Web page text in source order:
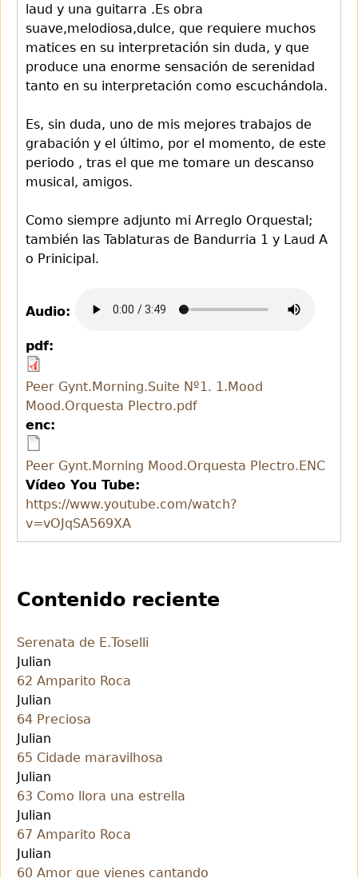
laud y una guitarra .Es obra
suave,melodiosa,dulce, que requiere muchos
matices en su interpretación sin duda, y que
produce una enorme sensación de serenidad
tanto en su interpretación como escuchándola.
Es, sin duda, uno de mis mejores trabajos de
grabación y el último, por el momento, de este
periodo , tras el que me tomare un descanso
musical, amigos.
Como siempre adjunto mi Arreglo Orquestal;
también las Tablaturas de Bandurria 1 y Laud A
o Prinicipal.
Audio:
pdf:
Peer Gynt.Morning.Suite Nº1. 1.Mood
Mood.Orquesta Plectro.pdf
enc:
Peer Gynt.Morning Mood.Orquesta Plectro.ENC
Vídeo You Tube:
https://www.youtube.com/watch?
v=vOJqSA569XA
Contenido reciente
Serenata de E.Toselli
Julian
62 Amparito Roca
Julian
64 Preciosa
Julian
65 Cidade maravilhosa
Julian
63 Como llora una estrella
Julian
67 Amparito Roca
Julian
60 Amor que vienes cantando